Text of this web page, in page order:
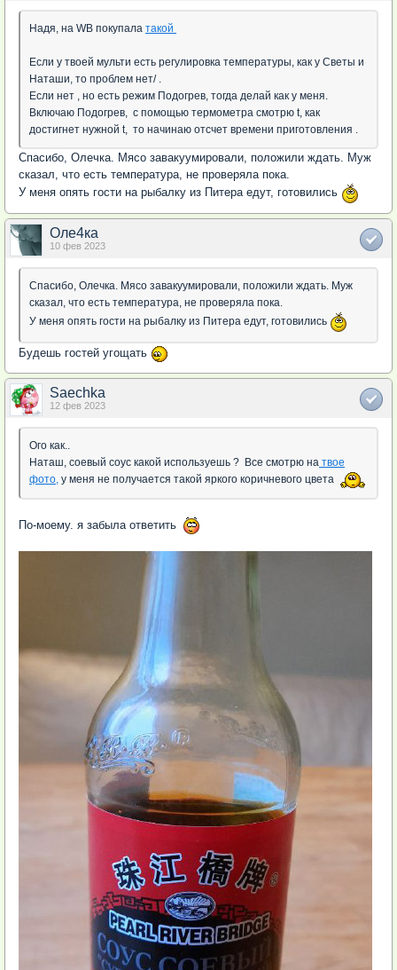
Надя, на WB покупала такой
Если у твоей мульти есть регулировка температуры, как у Светы и
Наташи, то проблем нет/ .
Если нет , но есть режим Подогрев, тогда делай как у меня.
Включаю Подогрев, с помощью термометра смотрю t, как
достигнет нужной t, то начинаю отсчет времени приготовления .
Спасибо, Олечка. Мясо завакуумировали, положили ждать. Муж
сказал, что есть температура, не проверяла пока.
У меня опять гости на рыбалку из Питера едут, готовились
Оле4ка
10 фев 2023
Спасибо, Олечка. Мясо завакуумировали, положили ждать. Муж
сказал, что есть температура, не проверяла пока.
У меня опять гости на рыбалку из Питера едут, готовились
Будешь гостей угощать
Saechka
12 фев 2023
Ого как..
Наташ, соевый соус какой используешь ? Все смотрю на твое
фото, у меня не получается такой яркого коричневого цвета
По-моему. я забыла ответить